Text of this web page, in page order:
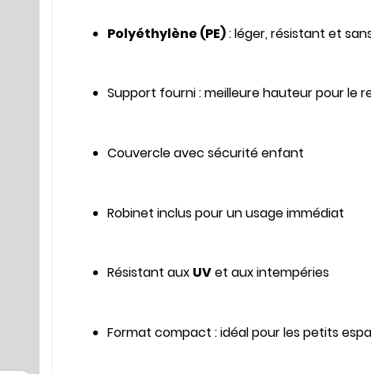
Polyéthylène (PE): léger, résistant et
Support fourni : meilleure hauteur pour le
Couvercle avec sécurité enfant
Robinet inclus pour un usage immédiat
Résistant aux UVet aux intempéries
Format compact : idéal pour les petits